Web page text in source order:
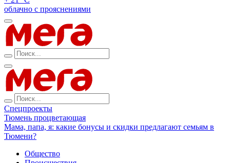
облачно с прояснениями
Спецпроекты
Тюмень процветающая
Мама, папа, я: какие бонусы и скидки предлагают семьям в
Тюмени?
Общество